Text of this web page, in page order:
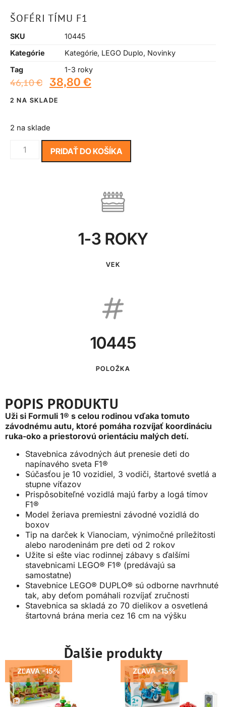
ŠOFÉRI TÍMU F1
SKU
10445
Kategórie
Kategórie, LEGO Duplo, Novinky
Tag
1-3 roky
46,10€ 38,80 €
2 NA SKLADE
2 na sklade
PRIDAŤ DO KOŠÍKA
1-3 ROKY
VEK
10445
POLOŽKA
POPIS PRODUKTU
Uži si Formuli 1® s celou rodinou vďaka tomuto
závodnému autu, ktoré pomáha rozvíjať koordináciu
ruka-oko a priestorovú orientáciu malých detí.
Stavebnica závodných áut prenesie deti do
napínavého sveta F1®
Súčasťou je 10 vozidiel, 3 vodiči, štartové svetlá a
stupne víťazov
Prispôsobiteľné vozidlá majú farby a logá tímov
F1®
Model žeriava premiestni závodné vozidlá do
boxov
Tip na darček k Vianociam, výnimočné príležitosti
alebo narodeninám pre deti od 2 rokov
Užite si ešte viac rodinnej zábavy s ďalšími
stavebnicami LEGO® F1® (predávajú sa
samostatne)
Stavebnice LEGO® DUPLO® sú odborne navrhnuté
tak, aby deťom pomáhali rozvíjať zručnosti
Stavebnica sa skladá zo 70 dielikov a osvetlená
štartovná brána meria cez 16 cm na výšku
Ďalšie produkty
ZĽAVA -15% ZĽAVA -15%